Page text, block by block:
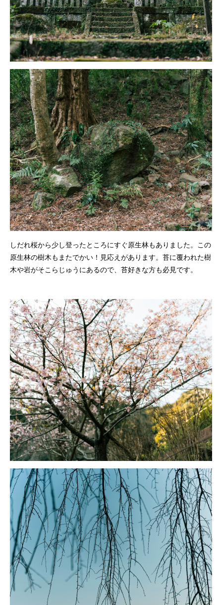
しだれ桜から少し登ったところにすぐ原生林もありました。この
原生林の樹木もまたでかい！見応えがあります。苔に覆われた樹
木や岩がそこらじゅうにあるので、苔好きな方も必見です。